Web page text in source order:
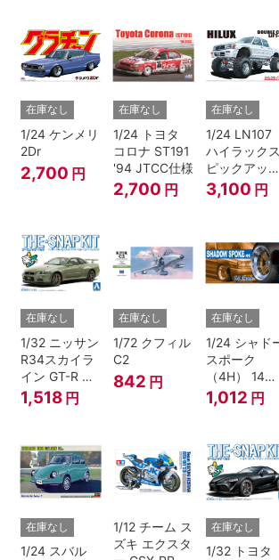
ト
在庫なし
1/24 ケンメリ
2Dr
2,700 円
在庫なし
1/24 トヨタ
コロナ ST191
'94 JTCC仕様
2,700 円
在庫なし
1/24 LN107
ハイラックス
ピックアップ
ダブルキャブ
リフトアップ
3,100 円
在庫なし
1/32 ニッサン
R34スカイラ
イン GT-R ニ
ュル(ミレニア
ムジェイド)
1,518 円
在庫なし
1/72 クフィル
C2
842 円
在庫なし
1/24 シャド
スポーク
（4H） 14イ
ンチ
1,012 円
在庫なし
1/24 スバル
1/12 チーム ス
ズキ エクスタ
在庫なし
1/32 トヨタ